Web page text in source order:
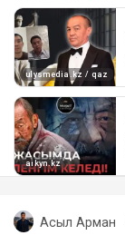
Асыл Арман